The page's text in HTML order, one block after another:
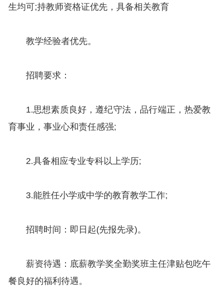
生均可;持教师资格证优先，具备相关教育
教学经验者优先。
招聘要求：
1.思想素质良好，遵纪守法，品行端正，热爱教
育事业，事业心和责任感强;
2.具备相应专业专科以上学历;
3.能胜任小学或中学的教育教学工作;
招聘时间：即日起(先报先录)。
薪资待遇：底薪教学奖全勤奖班主任津贴包吃午
餐良好的福利待遇。